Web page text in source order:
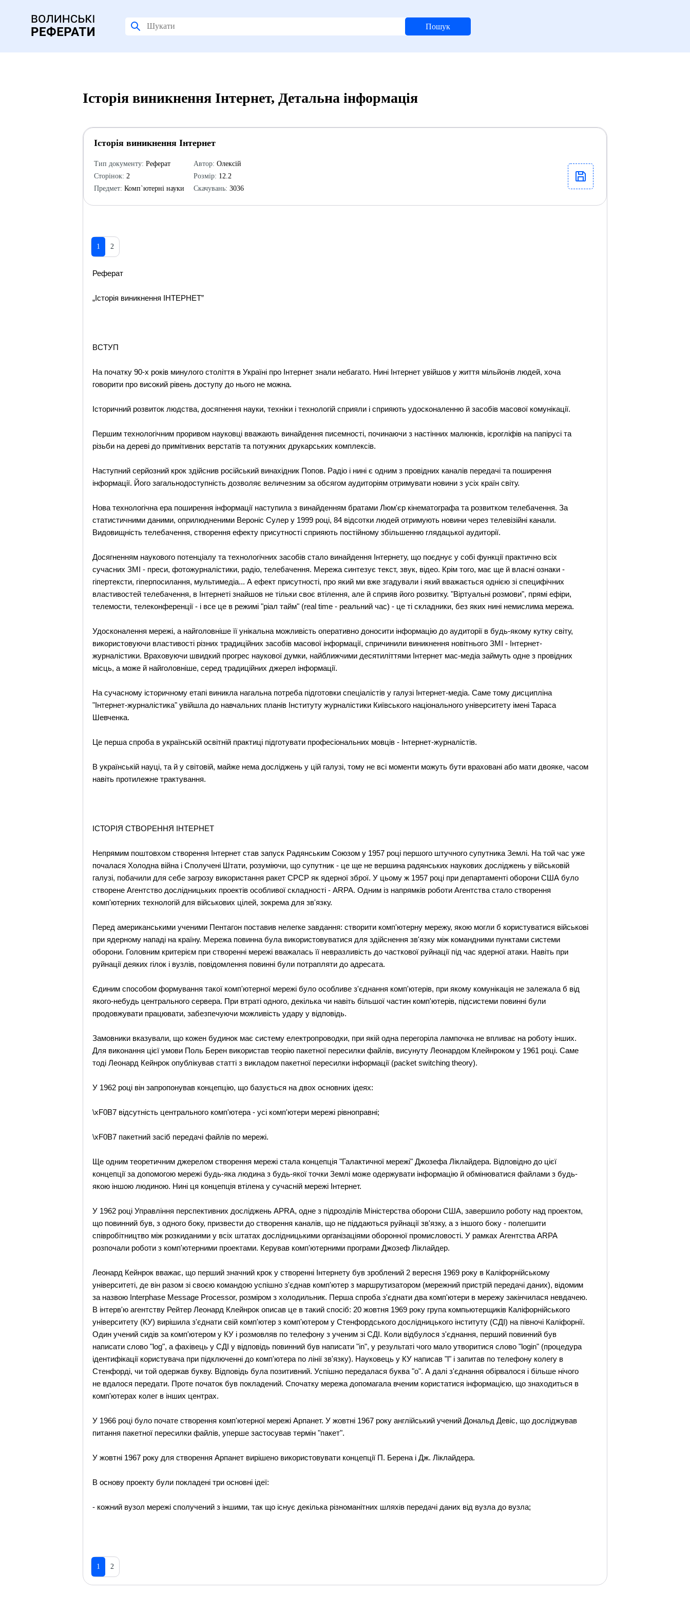
Пошук
Історія виникнення Інтернет, Детальна інформація
Історія виникнення Інтернет
Тип документу: Реферат
Сторінок: 2
Предмет: Комп`ютерні науки
Автор: Олексій
Розмір: 12.2
Скачувань: 3036
1 2
Реферат
„Історія виникнення ІНТЕРНЕТ”
ВСТУП
На початку 90-х років минулого століття в Україні про Інтернет знали небагато. Нині Інтернет увійшов у життя мільйонів людей, хоча
говорити про високий рівень доступу до нього не можна.
Історичний розвиток людства, досягнення науки, техніки і технологій сприяли і сприяють удосконаленню й засобів масової комунікації.
Першим технологічним проривом науковці вважають винайдення писемності, починаючи з настінних малюнків, ієрогліфів на папірусі та
різьби на дереві до примітивних верстатів та потужних друкарських комплексів.
Наступний серйозний крок здійснив російський винахідник Попов. Радіо і нині є одним з провідних каналів передачі та поширення
інформації. Його загальнодоступність дозволяє величезним за обсягом аудиторіям отримувати новини з усіх країн світу.
Нова технологічна ера поширення інформації наступила з винайденням братами Люм'єр кінематографа та розвитком телебачення. За
статистичними даними, оприлюдненими Вероніс Сулер у 1999 році, 84 відсотки людей отримують новини через телевізійні канали.
Видовищність телебачення, створення ефекту присутності сприяють постійному збільшенню глядацької аудиторії.
Досягненням наукового потенціалу та технологічних засобів стало винайдення Інтернету, що поєднує у собі функції практично всіх
сучасних ЗМІ - преси, фотожурналістики, радіо, телебачення. Мережа синтезує текст, звук, відео. Крім того, має ще й власні ознаки -
гіпертексти, гіперпосилання, мультимедіа... А ефект присутності, про який ми вже згадували і який вважається однією зі специфічних
властивостей телебачення, в Інтернеті знайшов не тільки своє втілення, але й сприяв його розвитку. "Віртуальні розмови", прямі ефіри,
телемости, телеконференції - і все це в режимі "ріал тайм" (real time - реальний час) - це ті складники, без яких нині немислима мережа.
Удосконалення мережі, а найголовніше її унікальна можливість оперативно доносити інформацію до аудиторії в будь-якому кутку світу,
використовуючи властивості різних традиційних засобів масової інформації, спричинили виникнення новітнього ЗМІ - Інтернет-
журналістики. Враховуючи швидкий прогрес наукової думки, найближчими десятиліттями Інтернет мас-медіа займуть одне з провідних
місць, а може й найголовніше, серед традиційних джерел інформації.
На сучасному історичному етапі виникла нагальна потреба підготовки спеціалістів у галузі Інтернет-медіа. Саме тому дисципліна
"Інтернет-журналістика" увійшла до навчальних планів Інституту журналістики Київського національного університету імені Тараса
Шевченка.
Це перша спроба в українській освітній практиці підготувати професіональних мовців - Інтернет-журналістів.
В українській науці, та й у світовій, майже нема досліджень у цій галузі, тому не всі моменти можуть бути враховані або мати двояке, часом
навіть протилежне трактування.
ІСТОРІЯ СТВОРЕННЯ ІНТЕРНЕТ
Непрямим поштовхом створення Інтернет став запуск Радянським Союзом у 1957 році першого штучного супутника Землі. На той час уже
почалася Холодна війна і Сполучені Штати, розуміючи, що супутник - це ще не вершина радянських наукових досліджень у військовій
галузі, побачили для себе загрозу використання ракет СРСР як ядерної зброї. У цьому ж 1957 році при департаменті оборони США було
створене Агентство дослідницьких проектів особливої складності - ARPA. Одним із напрямків роботи Агентства стало створення
комп'ютерних технологій для військових цілей, зокрема для зв'язку.
Перед американськими ученими Пентагон поставив нелегке завдання: створити комп'ютерну мережу, якою могли б користуватися військові
при ядерному нападі на країну. Мережа повинна була використовуватися для здійснення зв'язку між командними пунктами системи
оборони. Головним критерієм при створенні мережі вважалась її невразливість до часткової руйнації під час ядерної атаки. Навіть при
руйнації деяких гілок і вузлів, повідомлення повинні були потрапляти до адресата.
Єдиним способом формування такої комп'ютерної мережі було особливе з'єднання комп'ютерів, при якому комунікація не залежала б від
якого-небудь центрального сервера. При втраті одного, декілька чи навіть більшої частин комп'ютерів, підсистеми повинні були
продовжувати працювати, забезпечуючи можливість удару у відповідь.
Замовники вказували, що кожен будинок має систему електропроводки, при якій одна перегоріла лампочка не впливає на роботу інших.
Для виконання цієї умови Поль Берен використав теорію пакетної пересилки файлів, висунуту Леонардом Клейнроком у 1961 році. Саме
тоді Леонард Кейнрок опублікував статті з викладом пакетної пересилки інформації (packet switching theory).
У 1962 році він запропонував концепцію, що базується на двох основних ідеях:
\xF0B7 відсутність центрального комп'ютера - усі комп'ютери мережі рівноправні;
\xF0B7 пакетний засіб передачі файлів по мережі.
Ще одним теоретичним джерелом створення мережі стала концепція "Галактичної мережі" Джозефа Ліклайдера. Відповідно до цієї
концепції за допомогою мережі будь-яка людина з будь-якої точки Землі може одержувати інформацію й обмінюватися файлами з будь-
якою іншою людиною. Нині ця концепція втілена у сучасній мережі Інтернет.
У 1962 році Управління перспективних досліджень APRA, одне з підрозділів Міністерства оборони США, завершило роботу над проектом,
що повинний був, з одного боку, призвести до створення каналів, що не піддаються руйнації зв'язку, а з іншого боку - полегшити
співробітництво між розкиданими у всіх штатах дослідницькими організаціями оборонної промисловості. У рамках Агентства ARPA
розпочали роботи з комп'ютерними проектами. Керував комп'ютерними програми Джозеф Ліклайдер.
Леонард Кейнрок вважає, що перший значний крок у створенні Інтернету був зроблений 2 вересня 1969 року в Каліфорнійському
університеті, де він разом зі своєю командою успішно з'єднав комп'ютер з маршрутизатором (мережний пристрій передачі даних), відомим
за назвою Interphase Message Processor, розміром з холодильник. Перша спроба з'єднати два комп'ютери в мережу закінчилася невдачею.
В інтерв'ю агентству Рейтер Леонард Клейнрок описав це в такий спосіб: 20 жовтня 1969 року група компьютерщиків Каліфорнійського
університету (КУ) вирішила з'єднати свій комп'ютер з комп'ютером у Стенфордського дослідницького інституту (СДІ) на півночі Каліфорнії.
Один учений сидів за комп'ютером у КУ і розмовляв по телефону з ученим зі СДІ. Коли відбулося з'єднання, перший повинний був
написати слово "log", а фахівець у СДІ у відповідь повинний був написати "in", у результаті чого мало утворитися слово "login" (процедура
ідентифікації користувача при підключенні до комп'ютера по лінії зв'язку). Науковець у КУ написав "l" і запитав по телефону колегу в
Стенфорді, чи той одержав букву. Відповідь була позитивний. Успішно передалася буква "o". А далі з'єднання обірвалося і більше нічого
не вдалося передати. Проте початок був покладений. Спочатку мережа допомагала вченим користатися інформацією, що знаходиться в
комп'ютерах колег в інших центрах.
У 1966 році було почате створення комп'ютерної мережі Арпанет. У жовтні 1967 року англійський учений Дональд Девіс, що досліджував
питання пакетної пересилки файлів, уперше застосував термін "пакет".
У жовтні 1967 року для створення Арпанет вирішено використовувати концепції П. Берена і Дж. Ліклайдера.
В основу проекту були покладені три основні ідеї:
- кожний вузол мережі сполучений з іншими, так що існує декілька різноманітних шляхів передачі даних від вузла до вузла;
1 2